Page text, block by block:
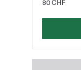
francs
80 CHF